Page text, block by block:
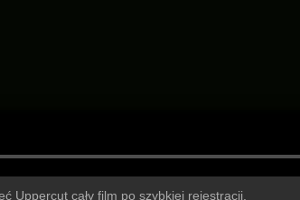
Uppercut cały film po szybkiej rejestracji.